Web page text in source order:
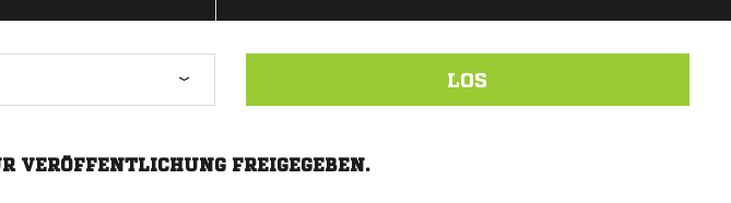
LOS
VERÖFFENTLICHUNG FREIGEGEBEN.